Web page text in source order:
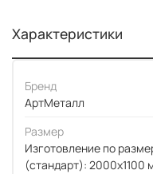
Характеристики
Бренд
АртМеталл
Размер
Изготовление по
(стандарт): 2000x1100